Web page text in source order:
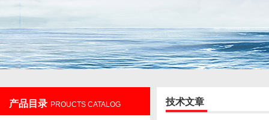
盐山华蒴机床附件制造有限公司
产品目录 PROUCTS CATALOG 技术文章